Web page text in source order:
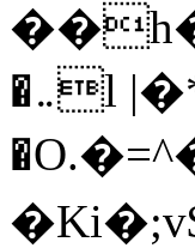
�܅l |�*��+��R�����ʸ8AΑ��/